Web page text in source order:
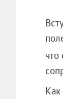
что
Как